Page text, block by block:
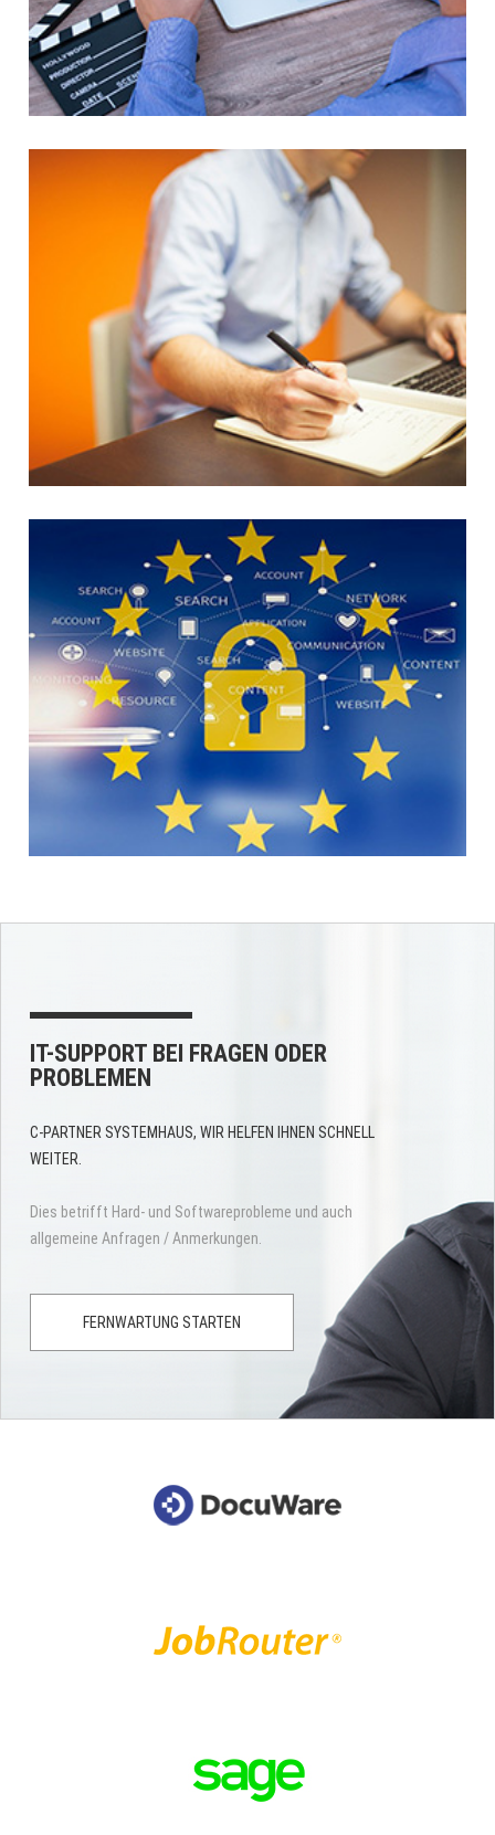
IT-SUPPORT BEI FRAGEN ODER
PROBLEMEN
C-PARTNER SYSTEMHAUS, WIR HELFEN IHNEN SCHNELL
WEITER.
Dies betrifft Hard- und Softwareprobleme und auch
allgemeine Anfragen / Anmerkungen.
FERNWARTUNG STARTEN